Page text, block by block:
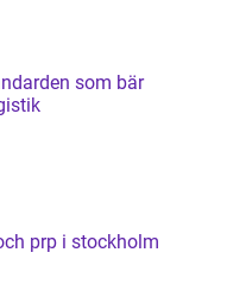
prp i stockholm